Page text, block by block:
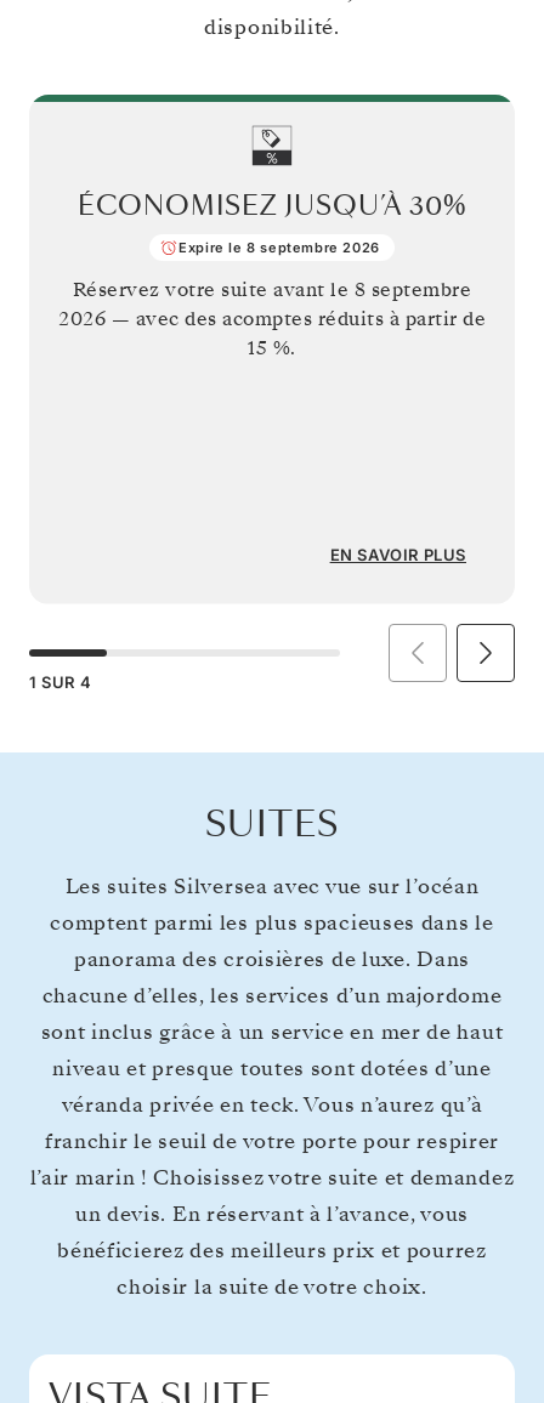
disponibilité.
ÉCONOMISEZ JUSQU’À 30%
Expire le 8 septembre 2026
Réservez votre suite avant le 8 septembre
2026 — avec des acomptes réduits à partir de
15 %.
EN SAVOIR PLUS
1 SUR 4
SUITES
Les suites Silversea avec vue sur l’océan
comptent parmi les plus spacieuses dans le
panorama des croisières de luxe. Dans
chacune d’elles, les services d’un majordome
sont inclus grâce à un service en mer de haut
niveau et presque toutes sont dotées d’une
véranda privée en teck. Vous n’aurez qu’à
franchir le seuil de votre porte pour respirer
l’air marin ! Choisissez votre suite et demandez
un devis. En réservant à l’avance, vous
bénéficierez des meilleurs prix et pourrez
choisir la suite de votre choix.